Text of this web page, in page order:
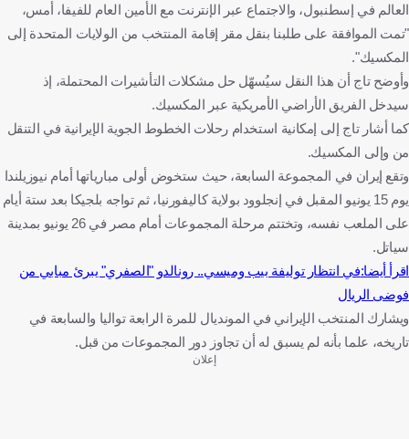
العالم في إسطنبول، والاجتماع عبر الإنترنت مع الأمين العام للفيفا، أمس،
"تمت الموافقة على طلبنا بنقل مقر إقامة المنتخب من الولايات المتحدة إلى
المكسيك".
وأوضح تاج أن هذا النقل سيُسهّل حل مشكلات التأشيرات المحتملة، إذ
سيدخل الفريق الأراضي الأمريكية عبر المكسيك.
كما أشار تاج إلى إمكانية استخدام رحلات الخطوط الجوية الإيرانية في التنقل
من وإلى المكسيك.
وتقع إيران في المجموعة السابعة، حيث ستخوض أولى مبارياتها أمام نيوزيلندا
يوم 15 يونيو المقبل في إنجلوود بولاية كاليفورنيا، ثم تواجه بلجيكا بعد ستة أيام
على الملعب نفسه، وتختتم مرحلة المجموعات أمام مصر في 26 يونيو بمدينة
سياتل.
اقرأ أيضا:في انتظار توليفة بيب وميسي.. رونالدو "الصفري" يبرئ مبابي من
فوضى الريال
ويشارك المنتخب الإيراني في المونديال للمرة الرابعة تواليا والسابعة في
تاريخه، علما بأنه لم يسبق له أن تجاوز دور المجموعات من قبل.
إعلان